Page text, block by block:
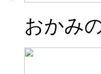
おかみ